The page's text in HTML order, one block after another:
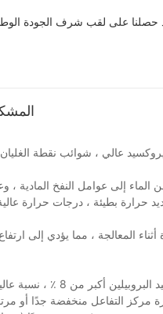
على لقب شرف الجودة